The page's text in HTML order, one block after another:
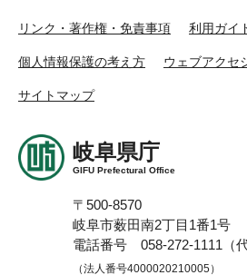
リンク・著作権・免責事項 利用ガイ
個人情報保護の考え方 ウェブアクセ
サイトマップ
岐阜県庁
GIFU Prefectural Office
〒500-8570
岐阜市薮田南2丁目1番1号
電話番号 058-272-1111（代
（法人番号4000020210005）